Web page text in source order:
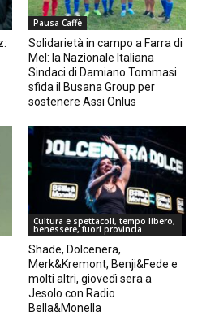
Pausa Caffè
Solidarietà in campo a Farra di
Mel: la Nazionale Italiana
Sindaci di Damiano Tommasi
sfida il Busana Group per
sostenere Assi Onlus
Cultura e spettacoli, tempo libero,
benessere, fuori provincia
Shade, Dolcenera,
Merk&Kremont, Benji&Fede e
molti altri, giovedì sera a
Jesolo con Radio
Bella&Monella